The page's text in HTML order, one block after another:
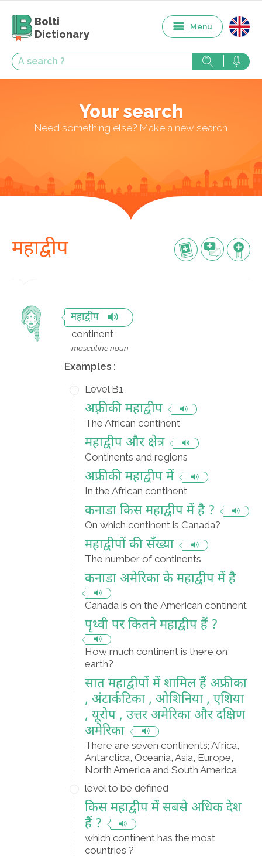
Bolti
Dictionary
Menu
Your search
Need something else? Make a new search
महाद्वीप
महाद्वीप
continent
masculine noun
Examples :
Level B1
अफ़्रीकी महाद्वीप
The African continent
महाद्वीप और क्षेत्र
Continents and regions
अफ्रीकी महाद्वीप में
In the African continent
कनाडा किस महाद्वीप में है ?
On which continent is Canada?
महाद्वीपों की सँख्या
The number of continents
कनाडा अमेरिका के महाद्वीप में है
Canada is on the American continent
पृथ्वी पर कितने महाद्वीप हैं ?
How much continent is there on
earth?
सात महाद्वीपों में शामिल हैं अफ्रीका
, अंटार्कटिका , ओशिनिया , एशिया
, यूरोप , उत्तर अमेरिका और दक्षिण
अमेरिका
There are seven continents; Africa,
Antarctica, Oceania, Asia, Europe,
North America and South America
level to be defined
किस महाद्वीप में सबसे अधिक देश
हैं ?
which continent has the most
countries ?